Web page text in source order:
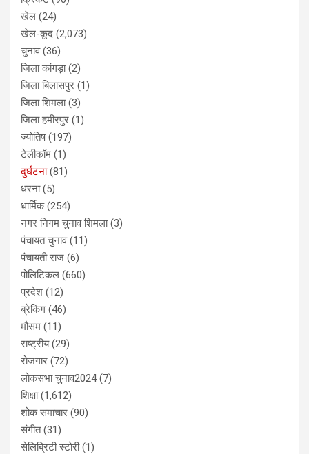
खेल (24)
खेल-कूद (2,073)
चुनाव(36)
जिला कांगड़ा(2)
जिला बिलासपुर (1)
जिला शिमला(3)
जिला हमीरपुर (1)
ज्योतिष(197)
टेलीकॉम (1)
दुर्घटना(81)
धरना(5)
धार्मिक(254)
नगर निगम चुनाव शिमला(3)
पंचायत चुनाव(11)
पंचायती राज (6)
पोलिटिकल (660)
प्रदेश (12)
ब्रेकिंग (46)
मौसम (11)
राष्ट्रीय(29)
रोजगार (72)
लोकसभा चुनाव2024(7)
शिक्षा(1,612)
शोक समाचार (90)
संगीत(31)
सेलिब्रिटी स्टोरी(1)